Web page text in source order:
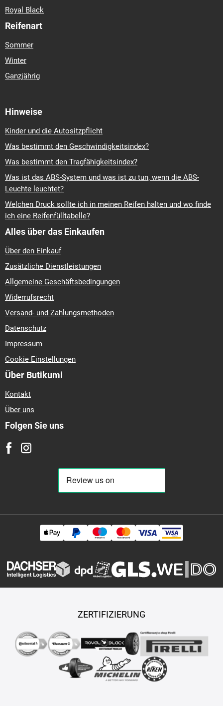
Royal Black
Reifenart
Sommer
Winter
Ganzjährig
Hinweise
Kinder und die Autositzpflicht
Was bestimmt den Geschwindigkeitsindex?
Was bestimmt den Tragfähigkeitsindex?
Was ist das ABS-System und was ist zu tun, wenn die ABS-
Leuchte leuchtet?
Welchen Druck sollte ich in meinen Reifen halten und wo finde
ich eine Reifenfülltabelle?
Alles über das Einkaufen
Über den Einkauf
Zusätzliche Dienstleistungen
Allgemeine Geschäftsbedingungen
Widerrufsrecht
Versand- und Zahlungsmethoden
Datenschutz
Impressum
Cookie Einstellungen
Über Butikumi
Kontakt
Über uns
Folgen Sie uns
ZERTIFIZIERUNG